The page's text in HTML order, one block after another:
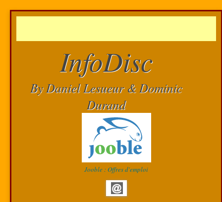
InfoDisc
By Daniel Lesueur & Dominic
Durand
Jooble : Offres d'emploi